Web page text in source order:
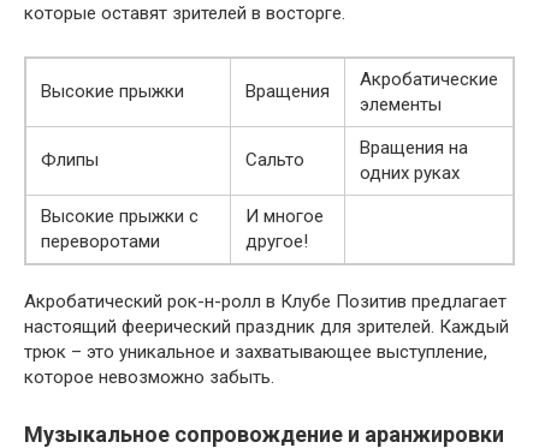
которые оставят зрителей в восторге.
Высокие прыжки Вращения
Акробатические
элементы
Флипы Сальто
Вращения на
одних руках
Высокие прыжки с
переворотами
И многое
другое!
Акробатический рок-н-ролл в Клубе Позитив предлагает
настоящий феерический праздник для зрителей. Каждый
трюк – это уникальное и захватывающее выступление,
которое невозможно забыть.
Музыкальное сопровождение и аранжировки